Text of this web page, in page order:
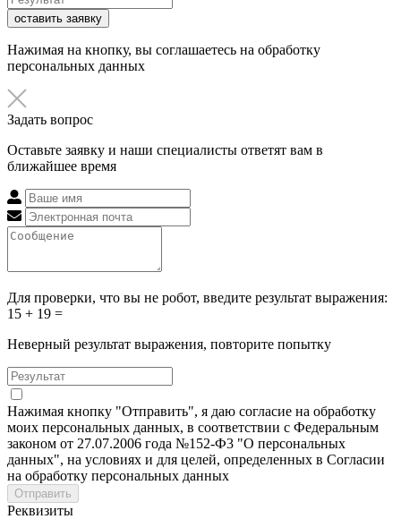
оставить заявку
Нажимая на кнопку, вы соглашаетесь на обработку
персональных данных
Задать вопрос
Оставьте заявку и наши специалисты ответят вам в
ближайшее время
Для проверки, что вы не робот, введите результат выражения:
15 + 19 =
Неверный результат выражения, повторите попытку
Нажимая кнопку "Отправить", я даю согласие на обработку
моих персональных данных, в соответствии с Федеральным
законом от 27.07.2006 года №152-Ф3 "О персональных
данных", на условиях и для целей, определенных в Согласии
на обработку персональных данных
Отправить
Реквизиты